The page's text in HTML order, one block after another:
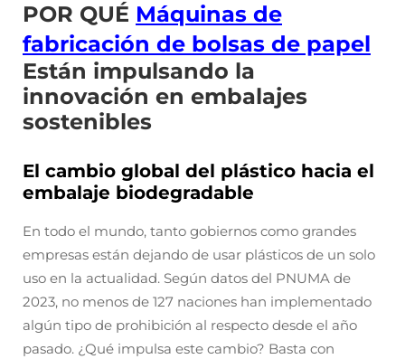
POR QUÉ Máquinas de
fabricación de bolsas de papel
Están impulsando la
innovación en embalajes
sostenibles
El cambio global del plástico hacia el
embalaje biodegradable
En todo el mundo, tanto gobiernos como grandes
empresas están dejando de usar plásticos de un solo
uso en la actualidad. Según datos del PNUMA de
2023, no menos de 127 naciones han implementado
algún tipo de prohibición al respecto desde el año
pasado. ¿Qué impulsa este cambio? Basta con